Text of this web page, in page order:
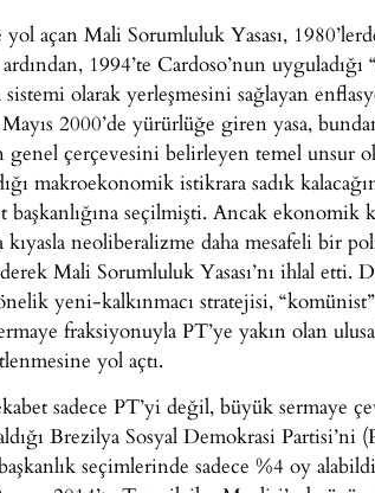
açan Mali Sorumluluk Yasası, 1980’lerde
1994’te Cardoso’nun uyguladığı
olarak yerleşmesini sağlayan
2000’de yürürlüğe giren yasa,
çerçevesini belirleyen temel unsur
makroekonomik istikrara sadık
seçilmişti. Ancak ekonomik
neoliberalizme daha mesafeli bir
Mali Sorumluluk Yasası’nı ihlal etti.
yeni-kalkınmacı stratejisi,
fraksiyonuyla PT’ye yakın olan
yol açtı.
sadece PT’yi değil, büyük sermaye
Brezilya Sosyal Demokrasi Partisi’ni
seçimlerinde sadece %4 oy